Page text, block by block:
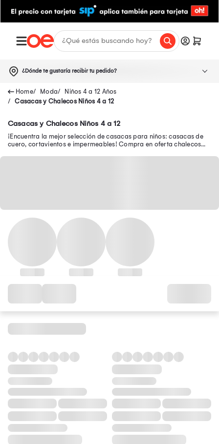
¿Dónde te gustaría recibir tu pedido?
Moda
Niños 4 a 12 Años
Casacas y Chalecos Niños 4 a 12
Casacas y Chalecos Niños 4 a 12
¡Encuentra la mejor selección de casacas para niños: casacas de
cuero, cortavientos e impermeables! Compra en oferta chalecos